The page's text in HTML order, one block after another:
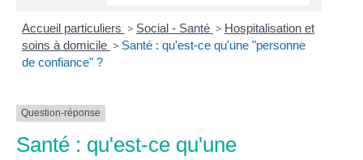
Accueil particuliers > Social - Santé > Hospitalisation et
soins à domicile > Santé : qu'est-ce qu'une "personne
de confiance" ?
Question-réponse
Santé : qu'est-ce qu'une